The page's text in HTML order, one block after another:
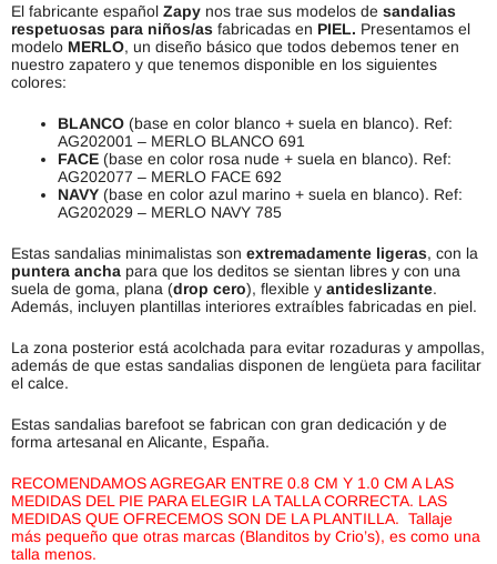
El fabricante español Zapy nos trae sus modelos de sandalias
respetuosas para niños/as fabricadas en PIEL. Presentamos el
modelo MERLO, un diseño básico que todos debemos tener en
nuestro zapatero y que tenemos disponible en los siguientes
colores:
BLANCO (base en color blanco + suela en blanco). Ref:
AG202001 – MERLO BLANCO 691
FACE (base en color rosa nude + suela en blanco). Ref:
AG202077 – MERLO FACE 692
NAVY (base en color azul marino + suela en blanco). Ref:
AG202029 – MERLO NAVY 785
Estas sandalias minimalistas son extremadamente ligeras, con la
puntera ancha para que los deditos se sientan libres y con una
suela de goma, plana (drop cero), flexible y antideslizante.
Además, incluyen plantillas interiores extraíbles fabricadas en piel.
La zona posterior está acolchada para evitar rozaduras y ampollas,
además de que estas sandalias disponen de lengüeta para facilitar
el calce.
Estas sandalias barefoot se fabrican con gran dedicación y de
forma artesanal en Alicante, España.
RECOMENDAMOS AGREGAR ENTRE 0.8 CM Y 1.0 CM A LAS
MEDIDAS DEL PIE PARA ELEGIR LA TALLA CORRECTA. LAS
MEDIDAS QUE OFRECEMOS SON DE LA PLANTILLA. Tallaje
más pequeño que otras marcas (Blanditos by Crio’s), es como una
talla menos.